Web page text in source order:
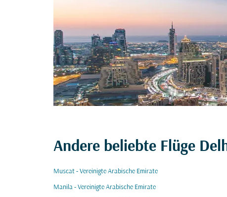
Andere beliebte Flüge
Muscat - Vereinigte Arabische Emirate
Manila - Vereinigte Arabische Emirate